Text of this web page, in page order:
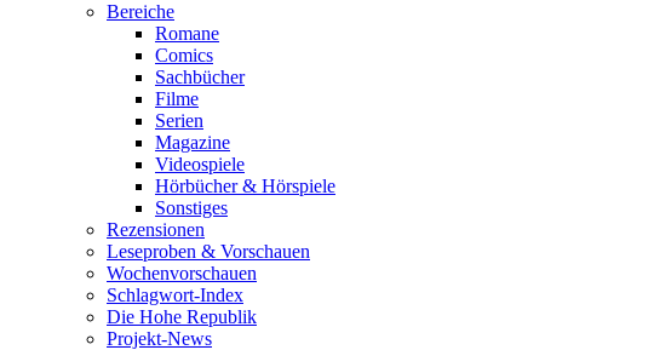
Bereiche
Romane
Comics
Sachbücher
Filme
Serien
Magazine
Videospiele
Hörbücher & Hörspiele
Sonstiges
Rezensionen
Leseproben & Vorschauen
Wochenvorschauen
Schlagwort-Index
Die Hohe Republik
Projekt-News